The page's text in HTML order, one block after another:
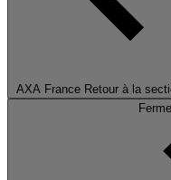
AXA France Retour à la